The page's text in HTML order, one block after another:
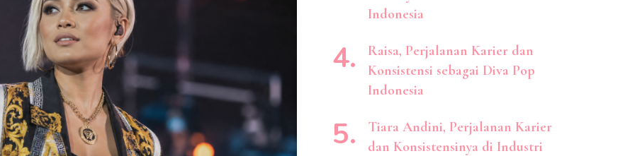
Indonesia
Raisa, Perjalanan Karier dan
Konsistensi sebagai Diva Pop
Indonesia
Tiara Andini, Perjalanan Karier
dan Konsistensinya di Industri